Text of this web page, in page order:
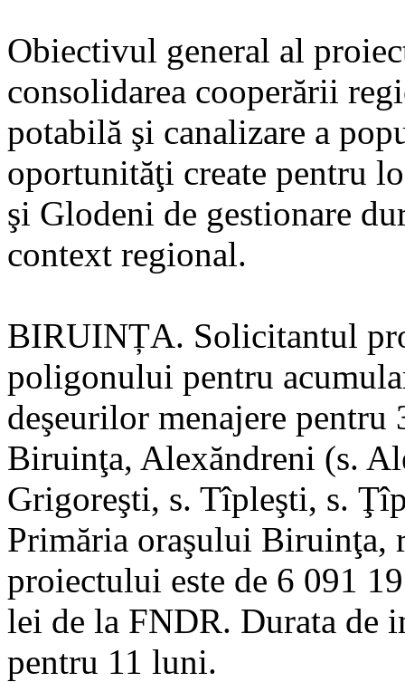
Obiectivul general al
consolidarea cooperării
potabilă şi canalizare a
oportunităţi create pentru
şi Glodeni de gestionare
context regional.
BIRUINȚA. Solicitantul
poligonului pentru
deşeurilor menajere
Biruinţa, Alexăndreni (s.
Grigoreşti, s. Tîpleşti, s.
Primăria oraşului Biruinţa,
proiectului este de 6 091
lei de la FNDR. Durata de
pentru 11 luni.